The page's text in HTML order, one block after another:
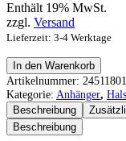
Enthält 19% MwSt.
zzgl. Versand
Lieferzeit: 3-4 Werktage
WM
Anhänger
Menge
In den Warenkorb
Artikelnummer:
Kategorie: Anhänger,
Beschreibung
Beschreibung